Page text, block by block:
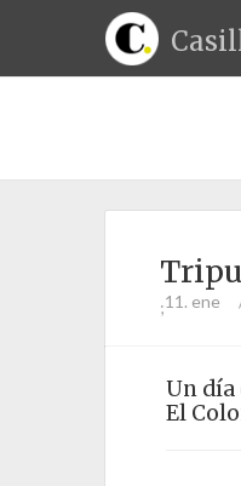
;11. ene
Un día
El